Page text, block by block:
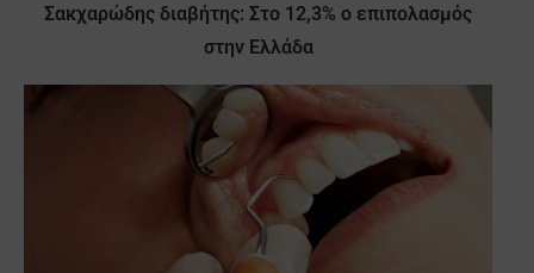
Σακχαρώδης διαβήτης: Στο 12,3% ο επιπολασμός
στην Ελλάδα